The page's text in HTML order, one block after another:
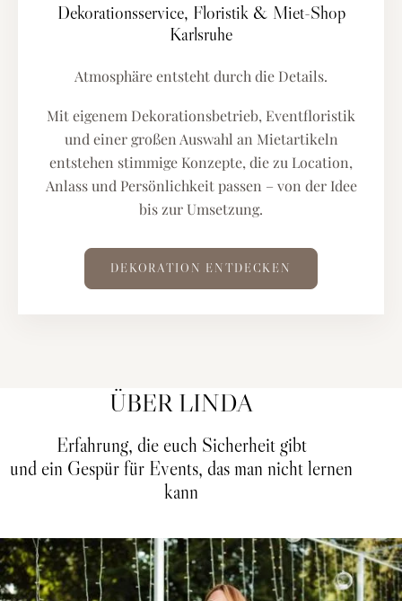
Dekorationsservice, Floristik & Miet-Shop
Karlsruhe
Atmosphäre entsteht durch die Details.
Mit eigenem Dekorationsbetrieb, Eventfloristik
und einer großen Auswahl an Mietartikeln
entstehen stimmige Konzepte, die zu Location,
Anlass und Persönlichkeit passen – von der Idee
bis zur Umsetzung.
DEKORATION ENTDECKEN
ÜBER LINDA
Erfahrung, die euch Sicherheit gibt
und ein Gespür für Events, das man nicht lernen
kann